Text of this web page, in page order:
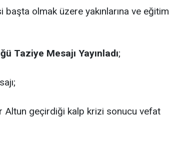
olmak üzere yakınlarına ve eğitim
Taziye Mesajı Yayınladı;
Altun geçirdiği kalp krizi sonucu vefat